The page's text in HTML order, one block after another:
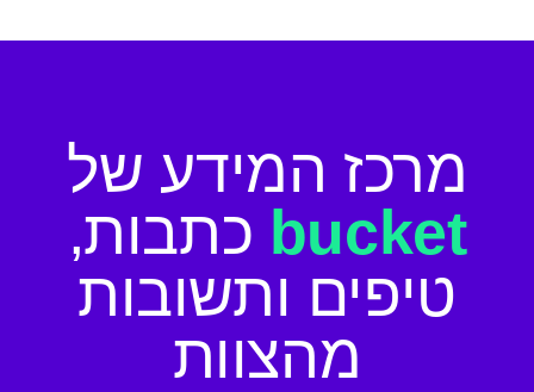
מרכז המידע של
bucket כתבות,
טיפים ותשובות
מהצוות